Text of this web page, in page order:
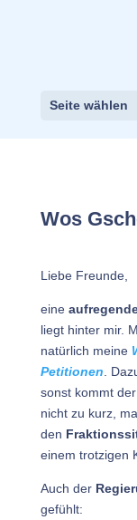
Seite wählen
Wos
Liebe Freunde,
eine
liegt hinter mir.
natürlich meine
Petitionen .
sonst kommt der
nicht zu kurz,
den
einem trotzigen
Auch der
gefühlt: